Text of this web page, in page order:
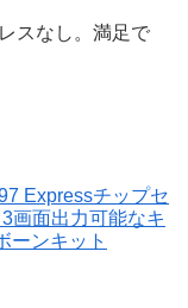
スなし。満足で
Expressチップセ
画面出力可能なキ
ーンキット